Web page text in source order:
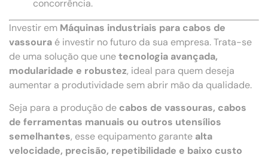
concorrência.
Investir em Máquinas industriais para cabos de
vassoura é investir no futuro da sua empresa. Trata-se
de uma solução que unetecnologia avançada,
modularidade e robustez, ideal para quem deseja
aumentar a produtividade sem abrir mão da qualidade.
Seja para a produção de cabos de vassouras, cabos
de ferramentas manuais ou outros utensílios
semelhantes, esse equipamento garante alta
velocidade, precisão, repetibilidade e baixo custo